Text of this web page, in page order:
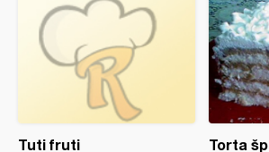
Tuti fruti Torta